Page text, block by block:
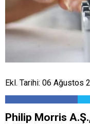
Ekl. Tarihi: 06 Ağustos
Philip Morris